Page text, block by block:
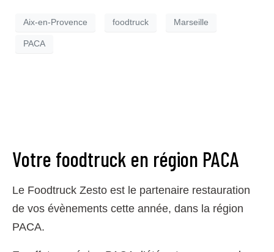
Aix-en-Provence foodtruck Marseille
PACA
Votre foodtruck en région PACA
Le Foodtruck Zesto est le partenaire restauration
de vos évènements cette année, dans la région
PACA.